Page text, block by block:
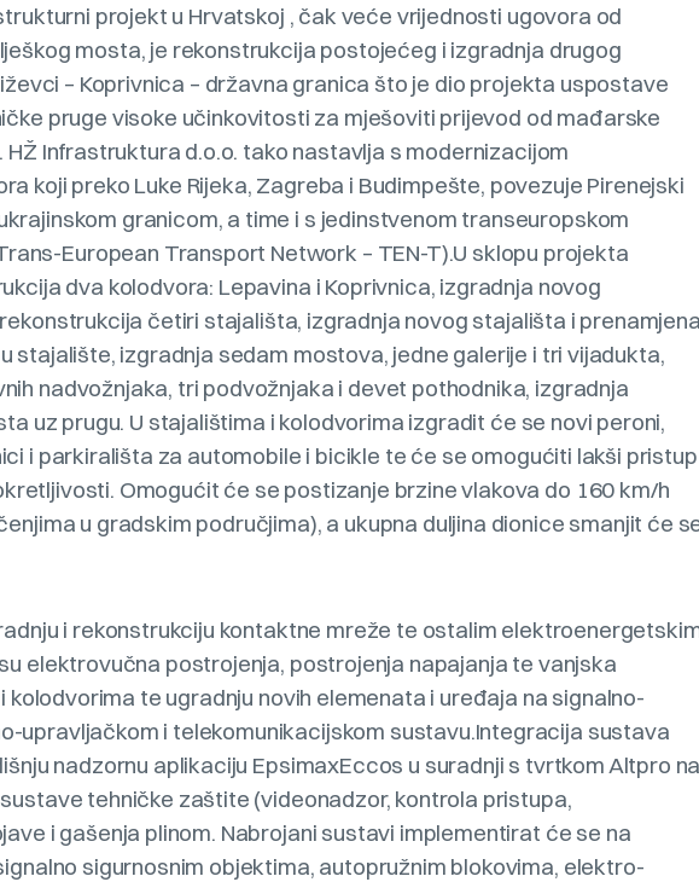
projekt u Hrvatskoj , čak veće vrijednosti ugovora od
mosta, je rekonstrukcija postojećeg i izgradnja drugog
– Koprivnica – državna granica što je dio projekta uspostave
pruge visoke učinkovitosti za mješoviti prijevod od mađarske
HŽ Infrastruktura d.o.o. tako nastavlja s modernizacijom
koji preko Luke Rijeka, Zagreba i Budimpešte, povezuje Pirenejski
granicom, a time i s jedinstvenom transeuropskom
European Transport Network – TEN-T).U sklopu projekta
dva kolodvora: Lepavina i Koprivnica, izgradnja novog
četiri stajališta, izgradnja novog stajališta i prenamjena
stajalište, izgradnja sedam mostova, jedne galerije i tri vijadukta,
nadvožnjaka, tri podvožnjaka i devet pothodnika, izgradnja
uz prugu. U stajalištima i kolodvorima izgradit će se novi peroni,
i parkirališta za automobile i bicikle te će se omogućiti lakši pristup
Omogućit će se postizanje brzine vlakova do 160 km/h
u gradskim područjima), a ukupna duljina dionice smanjit će
i rekonstrukciju kontaktne mreže te ostalim
elektrovučna postrojenja, postrojenja napajanja te vanjska
te ugradnju novih elemenata i uređaja na signalno-
upravljačkom i telekomunikacijskom sustavu.Integracija sustava
nadzornu aplikaciju EpsimaxEccos u suradnji s tvrtkom Altpro na
tehničke zaštite (videonadzor, kontrola pristupa,
i gašenja plinom. Nabrojani sustavi implementirat će se na
sigurnosnim objektima, autopružnim blokovima, elektro-